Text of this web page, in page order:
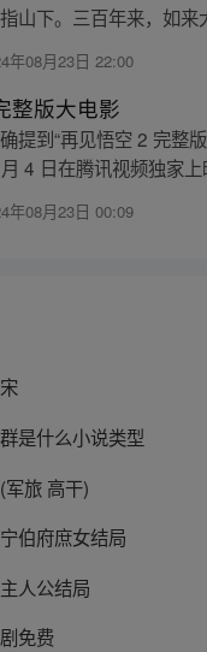
山下。三百年来，如
年08月23日 22:00
整版大电影
提到“再见悟空 2 完整
4 日在腾讯视频独家
年08月23日 00:09
是什么小说类型
旅 高干)
伯府庶女结局
人公结局
免费